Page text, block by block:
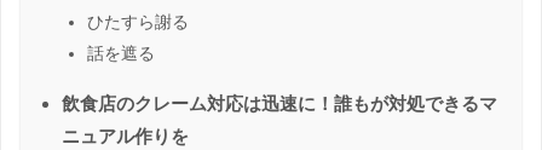
ひたすら謝る
話を遮る
飲食店のクレーム対応は迅速に！誰もが対処できるマ
ニュアル作りを